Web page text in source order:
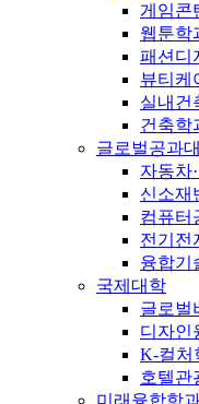
게임콘
웹툰학
패션디
뷰티케
실내건
건축학
글로벌공과
자동차
신소재
컴퓨터
전기전
융합기
국제대학
글로벌
디자인
K-컬처
호텔관